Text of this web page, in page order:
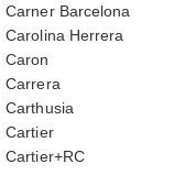
Carner Barcelona
Carolina Herrera
Caron
Carrera
Carthusia
Cartier
Cartier+RC